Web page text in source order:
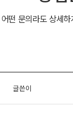
어떤 문의라도 상세
글쓴이